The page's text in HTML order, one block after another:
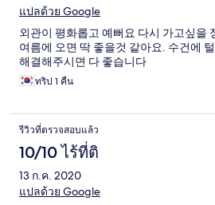
แปลด้วย Google
외관이 평화롭고 예뻐요 다시 가고싶을
여름에 오면 딱 좋을것 같아요. 수건에
해결해주시면 다 좋습니다
ทริป 1 คืน
รีวิวที่ตรวจสอบแล้ว
10/10 ไร้ที่ติ
13 ก.ค. 2020
แปลด้วย Google